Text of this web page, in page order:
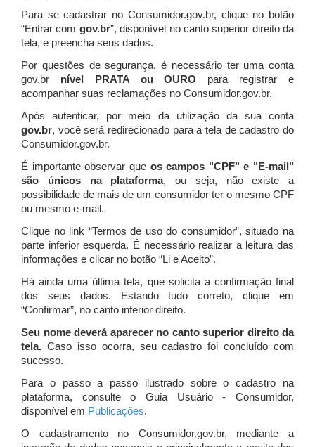
Para se cadastrar no Consumidor.gov.br, clique no botão
“Entrar com gov.br”, disponível no canto superior direito da
tela, e preencha seus dados.
Por questões de segurança, é necessário ter uma conta
gov.br nível PRATA ou OURO para registrar e
acompanhar suas reclamações no Consumidor.gov.br.
Após autenticar, por meio da utilização da sua conta
gov.br, você será redirecionado para a tela de cadastro do
Consumidor.gov.br.
É importante observar que os campos "CPF" e "E-mail"
são únicos na plataforma, ou seja, não existe a
possibilidade de mais de um consumidor ter o mesmo CPF
ou mesmo e-mail.
Clique no link “Termos de uso do consumidor”, situado na
parte inferior esquerda. É necessário realizar a leitura das
informações e clicar no botão “Li e Aceito”.
Há ainda uma última tela, que solicita a confirmação final
dos seus dados. Estando tudo correto, clique em
“Confirmar”, no canto inferior direito.
Seu nome deverá aparecer no canto superior direito da
tela. Caso isso ocorra, seu cadastro foi concluído com
sucesso.
Para o passo a passo ilustrado sobre o cadastro na
plataforma, consulte o Guia Usuário - Consumidor,
disponível em Publicações.
O cadastramento no Consumidor.gov.br, mediante a